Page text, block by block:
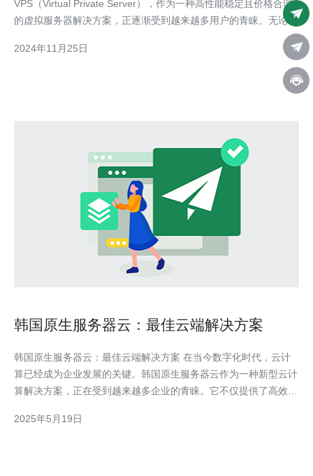
VPS（Virtual Private Server），作为一种高性能稳定且价格合理
的虚拟服务器解决方案，正逐渐受到越来越多用户的青睐。无论您
是个人网站所有者，还是企业用户，SK原生VPS都能为您提供出
色的服务和完美满足您的需求。 首先，让我们来了解一下SK原生
2024年11月25日
韩国原生服务器云：最佳云端解决方案
韩国原生服务器云：最佳云端解决方案 在当今数字化时代，云计
算已经成为企业发展的关键。韩国原生服务器云作为一种新型云计
算解决方案，正在受到越来越多企业的青睐。它不仅提供了高效的
转型的得力助手。 韩国原生服务器云相比传统服务器有着诸多优
2025年5月19日